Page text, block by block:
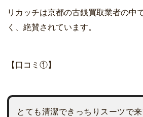
リカッチは京都の古銭買取業者の中
く、絶賛されています。
【口コミ①】
とても清潔できっちりスーツで